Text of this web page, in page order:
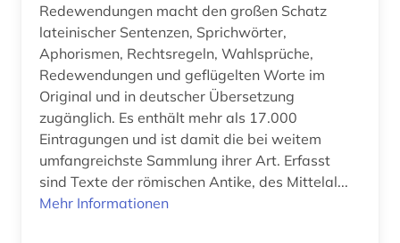
Redewendungen macht den großen Schatz
lateinischer Sentenzen, Sprichwörter,
Aphorismen, Rechtsregeln, Wahlsprüche,
Redewendungen und geflügelten Worte im
Original und in deutscher Übersetzung
zugänglich. Es enthält mehr als 17.000
Eintragungen und ist damit die bei weitem
umfangreichste Sammlung ihrer Art. Erfasst
sind Texte der römischen Antike, des Mittelal...
Mehr Informationen